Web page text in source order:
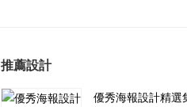
推薦設計
優秀海報設計精選